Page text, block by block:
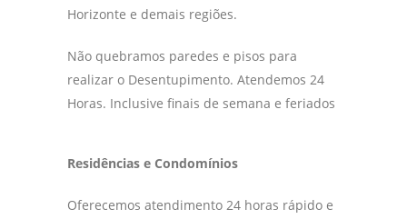
Horizonte e demais regiões.
Não quebramos paredes e pisos para
realizar o Desentupimento. Atendemos 24
Horas. Inclusive finais de semana e feriados
Residências e Condomínios
Oferecemos atendimento 24 horas rápido e